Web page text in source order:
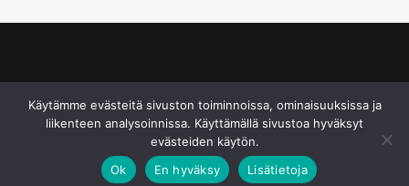
Käytämme evästeitä sivuston toiminnoissa, ominaisuuksissa ja
liikenteen analysoinnissa. Käyttämällä sivustoa hyväksyt
evästeiden käytön.
Ok
En hyväksy Lisätietoja